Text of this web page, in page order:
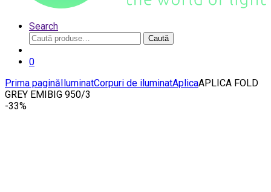
Search
Caută
după:
Caută
0
Prima paginăIluminatCorpuri de iluminatAplicaAPLICA FOLD
GREY EMIBIG 950/3
-33%